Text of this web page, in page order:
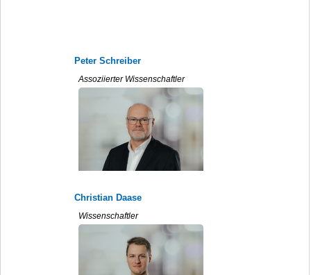
Peter Schreiber
Assoziierter Wissenschaftler
Christian Daase
Wissenschaftler